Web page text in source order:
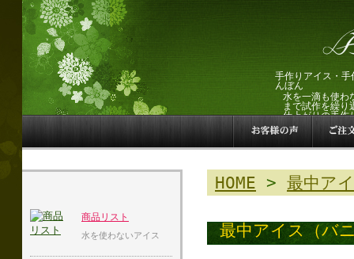
手作りアイス・
んぼん
水を一滴も使わ
まで試作を繰り
仕上がりの手作
商品リスト
水を使わないアイス
HOME > 最中ア
最中アイス（バ